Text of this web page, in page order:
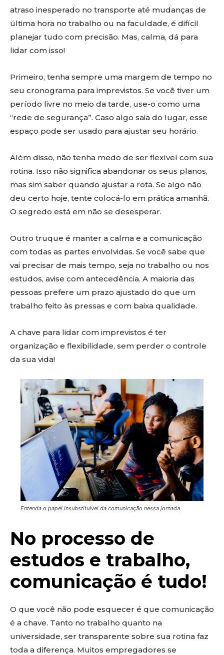
atraso inesperado no transporte até mudanças de
última hora no trabalho ou na faculdade, é difícil
planejar tudo com precisão. Mas, calma, dá para
lidar com isso!
Primeiro, tenha sempre uma margem de tempo no
seu cronograma para imprevistos. Se você tiver um
período livre no meio da tarde, use-o como uma
“rede de segurança”. Caso algo saia do lugar, esse
espaço pode ser usado para ajustar seu horário.
Além disso, não tenha medo de ser flexível com sua
rotina. Isso não significa abandonar os seus planos,
mas sim saber quando ajustar a rota. Se algo não
deu certo hoje, tente colocá-lo em prática amanhã.
O segredo está em não se desesperar.
Outro truque é manter a calma e a comunicação
com todas as partes envolvidas. Se você sabe que
vai precisar de mais tempo, seja no trabalho ou nos
estudos, avise com antecedência. A maioria das
pessoas prefere um prazo ajustado do que um
trabalho feito às pressas e com baixa qualidade.
A chave para lidar com imprevistos é ter
organização e flexibilidade, sem perder o controle
da sua vida!
Entenda o papel insubstituível da comunicação nessa jornada.
No processo de
estudos e trabalho,
comunicação é tudo!
O que você não pode esquecer é que comunicação
é a chave. Tanto no trabalho quanto na
universidade, ser transparente sobre sua rotina faz
toda a diferença. Muitos empregadores se